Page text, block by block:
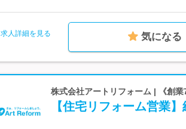
求人詳細を見る 気になる
株式会社アートリフォーム | 《創
【住宅リフォーム営業